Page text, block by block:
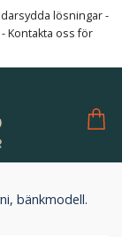
lösningar -
Kontakta oss för
bänkmodell.